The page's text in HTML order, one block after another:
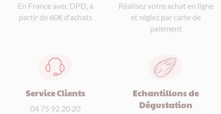
En France avec DPD, à
partir de 60€ d'achats
Réalisez votre achat en ligne
et réglez par carte de
paiement
Service Clients
04 75 92 20 20
Echantillons de
Dégustation